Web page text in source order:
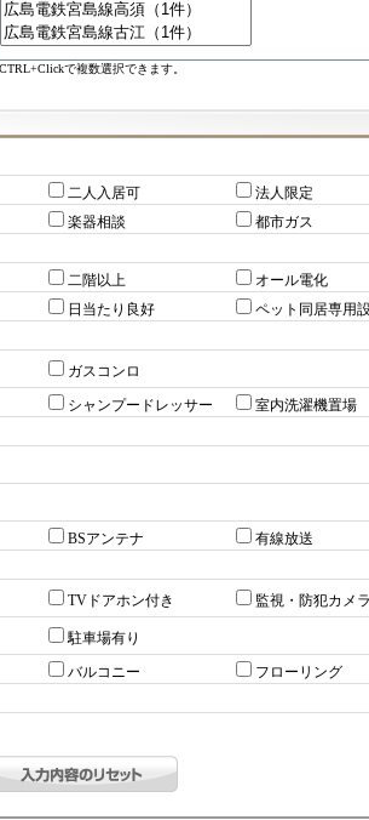
で複数選択できます。
二人入居可
法人限定
楽器相談
都市ガス
二階以上
オール電化
日当たり良好
ペット同居専用
ガスコンロ
シャンプードレッサー
室内洗濯機置場
BSアンテナ
有線放送
TVドアホン付き 監視・防犯カメ
駐車場有り
バルコニー
フローリング